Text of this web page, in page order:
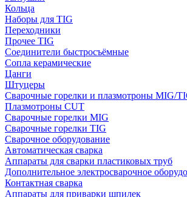
Кольца
Наборы для TIG
Переходники
Прочее TIG
Соединители быстросъёмные
Сопла керамические
Цанги
Штуцеры
Сварочные горелки и плазмотроны MIG/
Плазмотроны CUT
Сварочные горелки MIG
Сварочные горелки TIG
Сварочное оборудование
Автоматическая сварка
Аппараты для сварки пластиковых труб
Дополнительное электросварочное
Контактная сварка
Аппараты для приварки шпилек